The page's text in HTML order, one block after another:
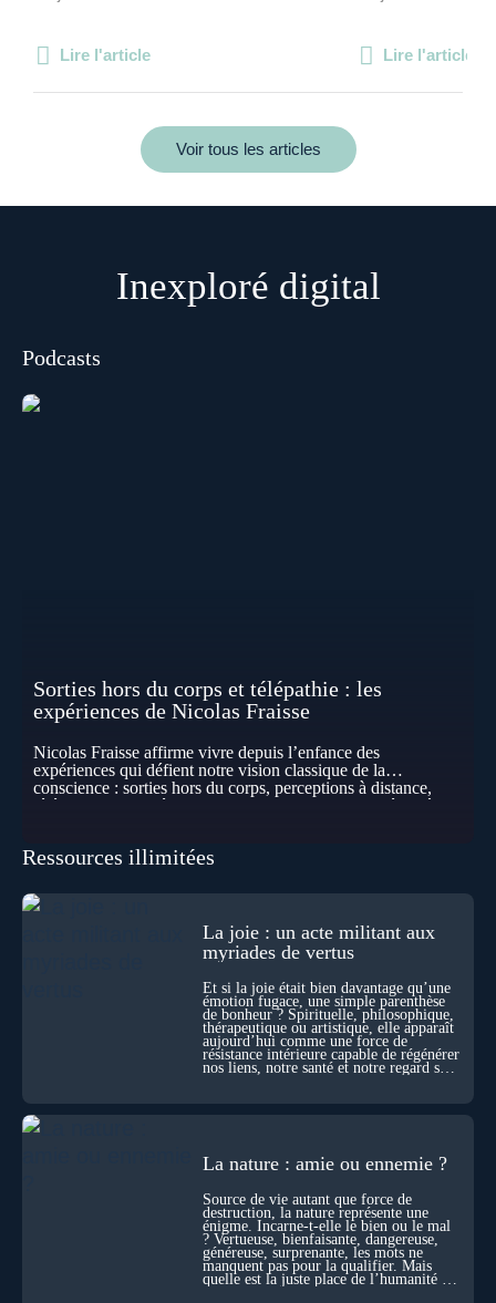
Lire l'article Lire l'article
Voir tous les articles
Inexploré digital
Podcasts
Sorties hors du corps et télépathie : les
expériences de Nicolas Fraisse
Nicolas Fraisse affirme vivre depuis l’enfance des
expériences qui défient notre vision classique de la
conscience : sorties hors du corps, perceptions à distance,
télépathie spontanée… Comment accueillir ces phénomènes
les pensées d’autrui ? Que deviennent l’espace, le temps… et
disparaître ? Au fil de cet échange, Nicolas raconte ses
expériences les plus troublantes : visions vérifiées,
explorations du cosmos, présence d’autres consciences
durant ses sorties, protocoles scientifiques… et toujours, cette
sensation étrange d’être relié à bien plus vaste que lui-même
! Sommes-nous à l’aube d’une révolution de la conscience ?
Sans doute. Mais encore faut-il accepter d’explorer ces
territoires avec lucidité, et rigueur…
Ressources illimitées
La joie : un acte militant aux
myriades de vertus
Et si la joie était bien davantage qu’une
émotion fugace, une simple parenthèse
de bonheur ? Spirituelle, philosophique,
thérapeutique ou artistique, elle apparaît
aujourd’hui comme une force de
résistance intérieure capable de régénérer
nos liens, notre santé et notre regard sur
La nature : amie ou ennemie ?
Source de vie autant que force de
destruction, la nature représente une
énigme. Incarne-t-elle le bien ou le mal
? Vertueuse, bienfaisante, dangereuse,
généreuse, surprenante, les mots ne
manquent pas pour la qualifier. Mais
quelle est la juste place de l’humanité au